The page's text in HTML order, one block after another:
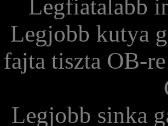
Legfiatalabb
Legjobb kutya
tiszta OB-
Legjobb sinka